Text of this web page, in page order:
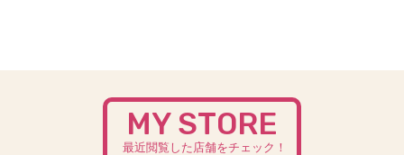
MY STORE
最近閲覧した店舗をチェック！